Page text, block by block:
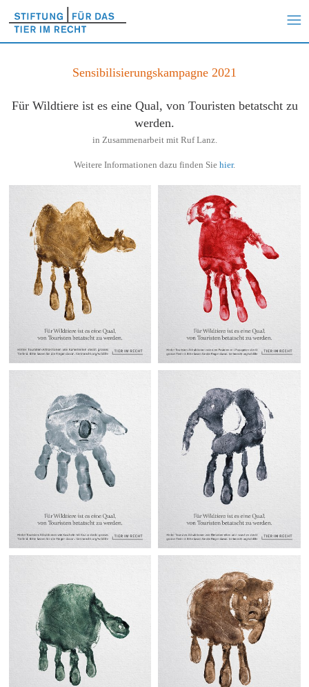
Sensibilisierungskampagne 2021
Für Wildtiere ist es eine Qual, von Touristen betatscht zu
werden.
in Zusammenarbeit mit Ruf Lanz.
Weitere Informationen dazu finden Sie hier.